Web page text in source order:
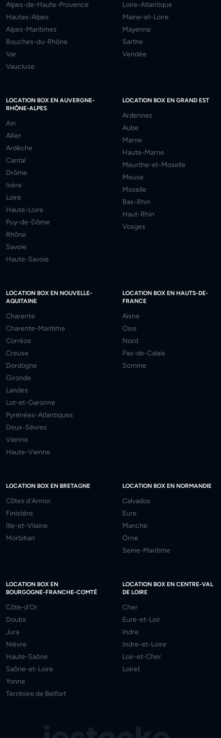
Alpes-de-Haute-Provence
Hautes-Alpes
Alpes-Maritimes
Bouches-du-Rhône
Var
Vaucluse
Loire-Atlantique
Maine-et-Loire
Mayenne
Sarthe
Vendée
LOCATION BOX EN AUVERGNE-
RHÔNE-ALPES
Ain
Allier
Ardèche
Cantal
Drôme
Isère
Loire
Haute-Loire
Puy-de-Dôme
Rhône
Savoie
Haute-Savoie
LOCATION BOX EN GRAND EST
Ardennes
Aube
Marne
Haute-Marne
Meurthe-et-Moselle
Meuse
Moselle
Bas-Rhin
Haut-Rhin
Vosges
LOCATION BOX EN NOUVELLE-
AQUITAINE
Charente
Charente-Maritime
Corrèze
Creuse
Dordogne
Gironde
Landes
Lot-et-Garonne
Pyrénées-Atlantiques
Deux-Sèvres
Vienne
Haute-Vienne
LOCATION BOX EN HAUTS-DE-
FRANCE
Aisne
Oise
Nord
Pas-de-Calais
Somme
LOCATION BOX EN BRETAGNE
Côtes d'Armor
Finistère
Ille-et-Vilaine
Morbihan
LOCATION BOX EN NORMANDIE
Calvados
Eure
Manche
Orne
Seine-Maritime
LOCATION BOX EN
BOURGOGNE-FRANCHE-COMTÉ
Côte-d'Or
Doubs
Jura
Nièvre
Haute-Saône
Saône-et-Loire
Yonne
Territoire de Belfort
LOCATION BOX EN CENTRE-VAL
DE LOIRE
Cher
Eure-et-Loir
Indre
Indre-et-Loire
Loir-et-Cher
Loiret